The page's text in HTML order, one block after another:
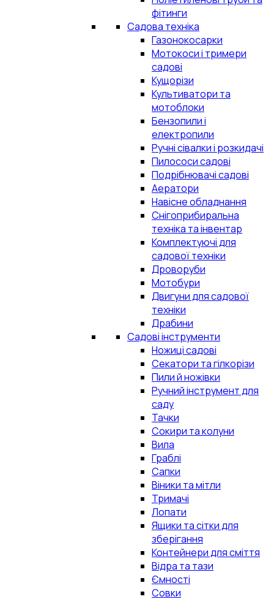
фітинги
Садова техніка
Газонокосарки
Мотокоси і тримери
садові
Кущорізи
Культиватори та
мотоблоки
Бензопили і
електропили
Ручні сівалки і розкидачі
Пилососи садові
Подрібнювачі садові
Аератори
Навісне обладнання
Снігоприбиральна
техніка та інвентар
Комплектуючі для
садової техніки
Дроворуби
Мотобури
Двигуни для садової
техніки
Драбини
Садові інструменти
Ножиці садові
Секатори та гілкорізи
Пили й ножівки
Ручний інструмент для
саду
Тачки
Сокири та колуни
Вила
Граблі
Сапки
Віники та мітли
Тримачі
Лопати
Ящики та сітки для
зберігання
Контейнери для сміття
Відра та тази
Ємності
Совки